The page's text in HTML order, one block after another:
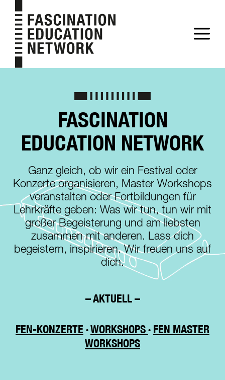
Inhalt
springen
FASCINATION
EDUCATION NETWORK
Ganz gleich, ob wir ein Festival oder
Konzerte organisieren, Master Workshops
veranstalten oder Fortbildungen für
Lehrkräfte geben: Was wir tun, tun wir mit
großer Begeisterung und am liebsten
zusammen mit anderen. Lass dich
begeistern, inspirieren. Wir freuen uns auf
dich.
– AKTUELL –
FEN-KONZERTE ·WORKSHOPS· FEN MASTER
WORKSHOPS